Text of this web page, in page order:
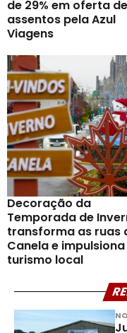
de 29% em oferta de
assentos pela Azul
Viagens
Decoração da
Temporada de
transforma as ruas
Canela e impulsiona
turismo local